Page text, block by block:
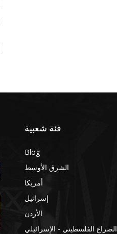
فئة شعبية
Blog
الشرق الأوسط
أمريكا
إسرائيل
الأردن
الصراع الفلسطيني - الإسرائيلي